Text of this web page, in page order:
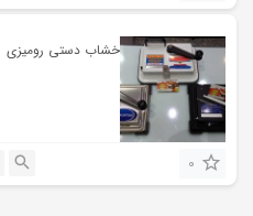
خشاب دستی رومیزی
0